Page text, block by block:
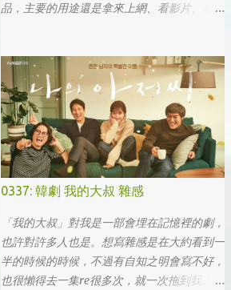
品，主要的用途還是拿來上網、看影片、看小
出不太想帶滑鼠，所以動作還是比較慢)，這
兩者還是有效率多了。 想來想去，iPad能夠
比電腦還有生產力的部份可能會落在畫圖這一
塊吧... 可惜大一畫了一個學期的蛋之後，我就
知道我在這一塊應該是沒啥天份的XD
0337: 韓劇 我的大叔 雜感
「我的大叔」對我是一部會埋在記憶裡的劇，
也許對許多人也是。想寫雜感是在大約看到一
半的時候的時候，不過有自知之明會寫不好，
也很懶得去一集re很多次，就一次拖到我人生